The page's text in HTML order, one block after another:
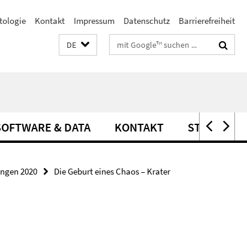
Kontakt Impressum Datenschutz Barrierefreiheit
DE Suchbegriffe
& DATA KONTAKT STELLEN
2020
Die Geburt eines Chaos – Krater